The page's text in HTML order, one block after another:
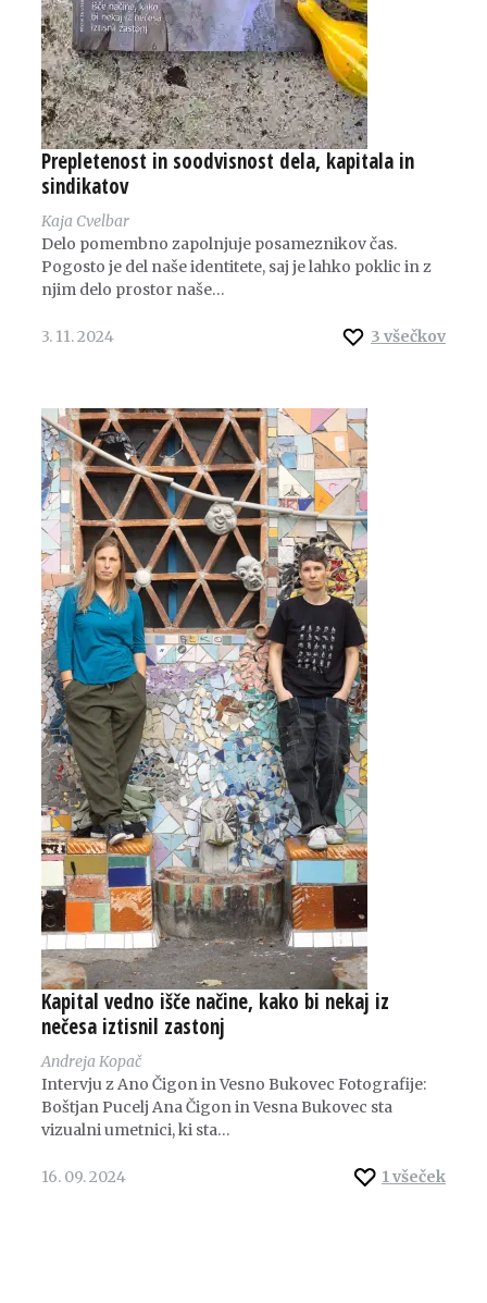
Prepletenost in soodvisnost dela, kapitala in
sindikatov
Kaja Cvelbar
Delo pomembno zapolnjuje posameznikov čas.
Pogosto je del naše identitete, saj je lahko poklic in z
njim delo prostor naše…
3 všečkov
3. 11. 2024
Kapital vedno išče načine, kako bi nekaj iz
nečesa iztisnil zastonj
Andreja Kopač
Intervju z Ano Čigon in Vesno Bukovec Fotografije:
Boštjan Pucelj Ana Čigon in Vesna Bukovec sta
vizualni umetnici, ki sta…
1všeček
16. 09. 2024